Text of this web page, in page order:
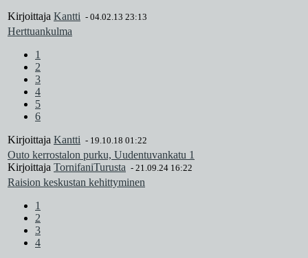
Kirjoittaja Kantti - 04.02.13 23:13
Herttuankulma
1
2
3
4
5
6
Kirjoittaja Kantti - 19.10.18 01:22
Outo kerrostalon purku, Uudentuvankatu 1
Kirjoittaja TornifaniTurusta - 21.09.24 16:22
Raision keskustan kehittyminen
1
2
3
4